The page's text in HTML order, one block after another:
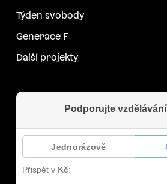
Týden svobody
Generace F
Další projekty